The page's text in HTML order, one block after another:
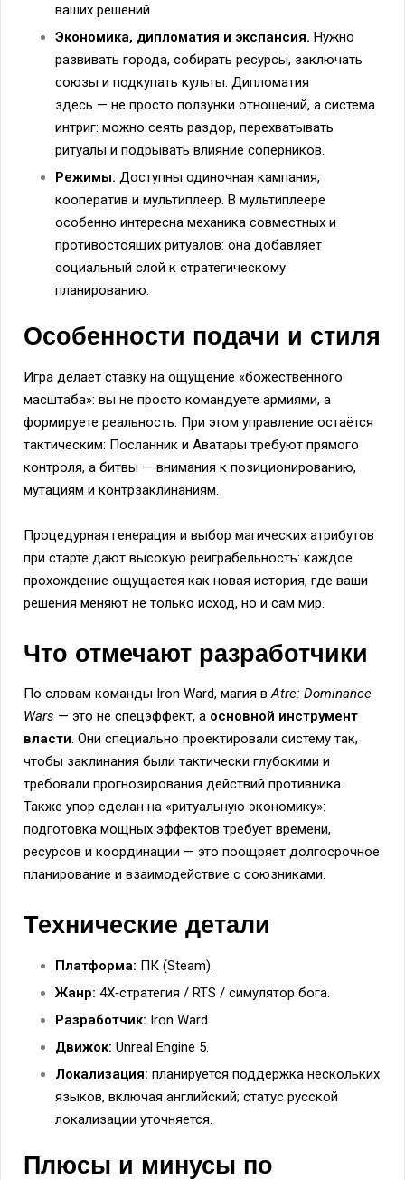
ваших решений.
Экономика, дипломатия и экспансия. Нужно
развивать города, собирать ресурсы, заключать
союзы и подкупать культы. Дипломатия
здесь — не просто ползунки отношений, а система
интриг: можно сеять раздор, перехватывать
ритуалы и подрывать влияние соперников.
Режимы. Доступны одиночная кампания,
кооператив и мультиплеер. В мультиплеере
особенно интересна механика совместных и
противостоящих ритуалов: она добавляет
социальный слой к стратегическому
планированию.
Особенности подачи и стиля
Игра делает ставку на ощущение «божественного
масштаба»: вы не просто командуете армиями, а
формируете реальность. При этом управление остаётся
тактическим: Посланник и Аватары требуют прямого
контроля, а битвы — внимания к позиционированию,
мутациям и контрзаклинаниям.
Процедурная генерация и выбор магических атрибутов
при старте дают высокую реиграбельность: каждое
прохождение ощущается как новая история, где ваши
решения меняют не только исход, но и сам мир.
Что отмечают разработчики
По словам команды Iron Ward, магия вAtre: Dominance
Wars — это не спецэффект, а основной инструмент
власти. Они специально проектировали систему так,
чтобы заклинания были тактически глубокими и
требовали прогнозирования действий противника.
Также упор сделан на «ритуальную экономику»:
подготовка мощных эффектов требует времени,
ресурсов и координации — это поощряет долгосрочное
планирование и взаимодействие с союзниками.
Технические детали
Платформа: ПК (Steam).
Жанр: 4X‑стратегия / RTS / симулятор бога.
Разработчик: Iron Ward.
Движок: Unreal Engine 5.
Локализация: планируется поддержка нескольких
языков, включая английский; статус русской
локализации уточняется.
Плюсы и минусы по